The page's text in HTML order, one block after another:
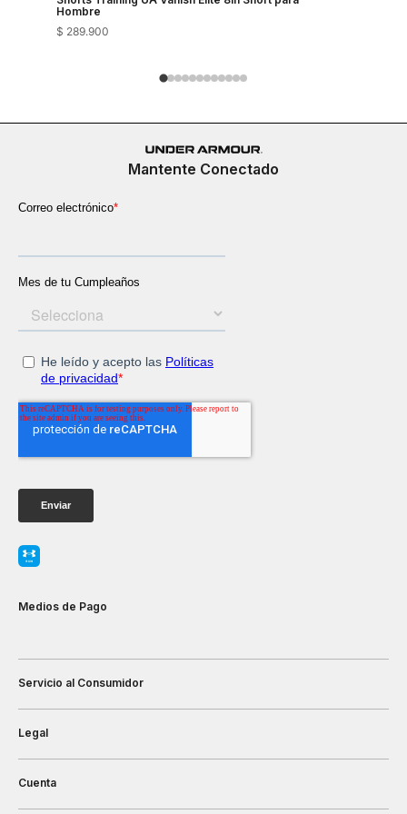
Hombre
$ 289.900
Mantente Conectado
Medios de Pago
Servicio al Consumidor
Legal
Cuenta